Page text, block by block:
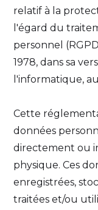
relatif à la
l'égard du
personnel
1978, dans sa
l'informatique,
Cette
données
directement ou
physique. Ces
enregistrées,
traitées et/ou